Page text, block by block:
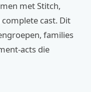
met Stitch,
cast. Dit
families
acts die